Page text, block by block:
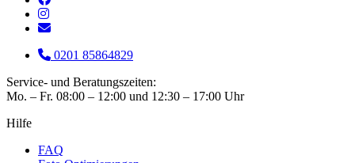
0201 85864829
Service- und Beratungszeiten:
Mo. – Fr. 08:00 – 12:00 und 12:30 – 17:00 Uhr
Hilfe
FAQ